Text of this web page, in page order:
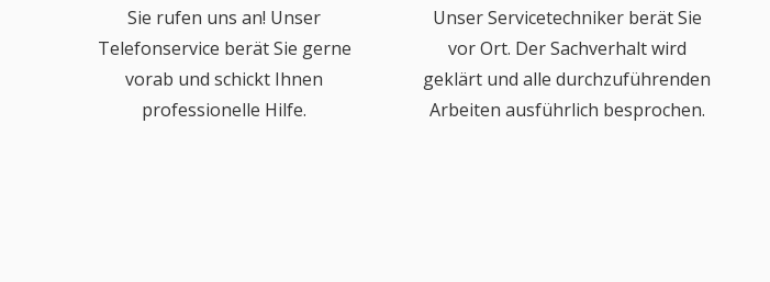
Sie rufen uns an! Unser
Telefonservice berät Sie gerne
vorab und schickt Ihnen
professionelle Hilfe.
Unser Servicetechniker berät Sie
vor Ort. Der Sachverhalt wird
geklärt und alle durchzuführenden
Arbeiten ausführlich besprochen.